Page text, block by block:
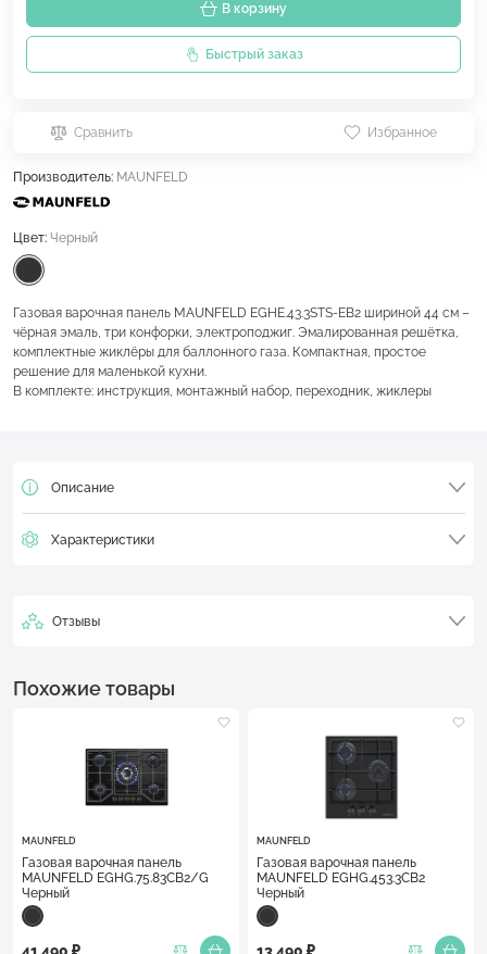
В корзину
Быстрый заказ
Сравнить Избранное
Производитель: MAUNFELD
Цвет: Черный
Газовая варочная панель MAUNFELD EGHE.43.3STS-EB2 шириной 44 см –
чёрная эмаль, три конфорки, электроподжиг. Эмалированная решётка,
комплектные жиклёры для баллонного газа. Компактная, простое
решение для маленькой кухни.
В комплекте: инструкция, монтажный набор, переходник, жиклеры
Описание
Характеристики
Отзывы
Похожие товары
MAUNFELD
Газовая варочная панель
MAUNFELD EGHG.75.83CB2/G
Черный
MAUNFELD
Газовая варочная панель
MAUNFELD EGHG.453.3CB2
Черный